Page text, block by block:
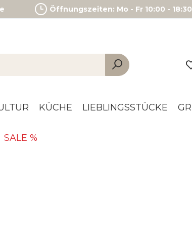
Öffnungszeiten: Mo - Fr 10:00 -
KÜCHE LIEBLINGSSTÜCKE
SALE %